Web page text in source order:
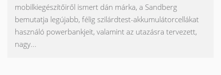
mobilkiegészítőiről ismert dán márka, a Sandberg
bemutatja legújabb, félig szilárdtest-akkumulátorcellákat
használó powerbankjeit, valamint az utazásra tervezett,
nagy...